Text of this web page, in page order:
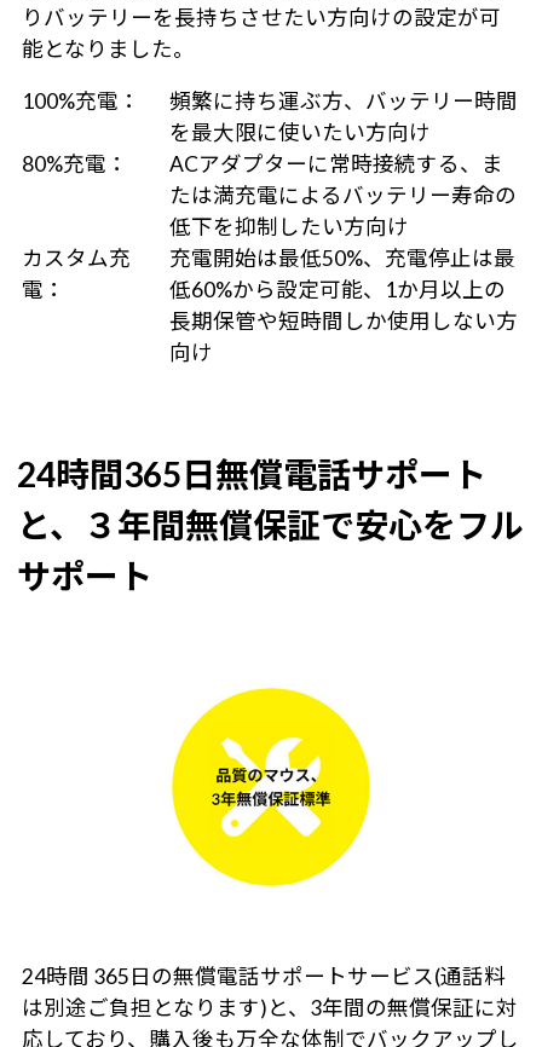
りバッテリーを長持ちさせたい方向けの設定が可
能となりました。
100%充電：
頻繁に持ち運ぶ方、バッテリー時間
を最大限に使いたい方向け
80%充電：
ACアダプターに常時接続する、ま
たは満充電によるバッテリー寿命の
低下を抑制したい方向け
カスタム充
電：
充電開始は最低50%、充電停止は最
低60%から設定可能、1か月以上の
長期保管や短時間しか使用しない方
向け
24時間365日無償電話サポート
と、３年間無償保証で安心をフル
サポート
24時間 365日の無償電話サポートサービス(通話料
は別途ご負担となります)と、3年間の無償保証に対
応しており、購入後も万全な体制でバックアップし